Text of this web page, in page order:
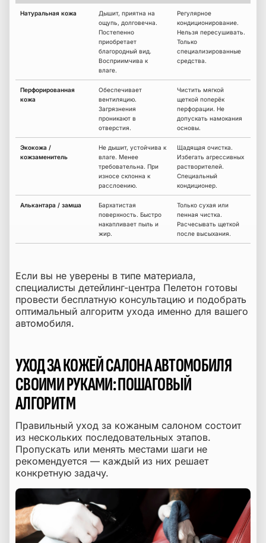
Натуральная кожа
Дышит, приятна на
ощупь, долговечна.
Постепенно
приобретает
благородный вид.
Восприимчива к
влаге.
Регулярное
кондиционирование.
Нельзя пересушивать.
Только
специализированные
средства.
Перфорированная
кожа
Обеспечивает
вентиляцию.
Загрязнения
проникают в
отверстия.
Чистить мягкой
щеткой поперёк
перфорации. Не
допускать намокания
основы.
Экокожа /
кожзаменитель
Не дышит, устойчива к
влаге. Менее
требовательна. При
износе склонна к
расслоению.
Щадящая очистка.
Избегать агрессивных
растворителей.
Специальный
кондиционер.
Алькантара / замша
Бархатистая
поверхность. Быстро
накапливает пыль и
жир.
Только сухая или
пенная чистка.
Расчесывать щеткой
после высыхания.
Если вы не уверены в типе материала,
специалисты детейлинг-центра Пелетон готовы
провести бесплатную консультацию и подобрать
оптимальный алгоритм ухода именно для вашего
автомобиля.
УХОД ЗА КОЖЕЙ САЛОНА АВТОМОБИЛЯ
СВОИМИ РУКАМИ: ПОШАГОВЫЙ
АЛГОРИТМ
Правильный уход за кожаным салоном состоит
из нескольких последовательных этапов.
Пропускать или менять местами шаги не
рекомендуется — каждый из них решает
конкретную задачу.